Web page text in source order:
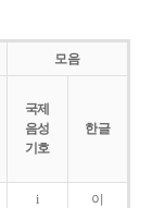
모음
국제
음성
기호
한글
i 이